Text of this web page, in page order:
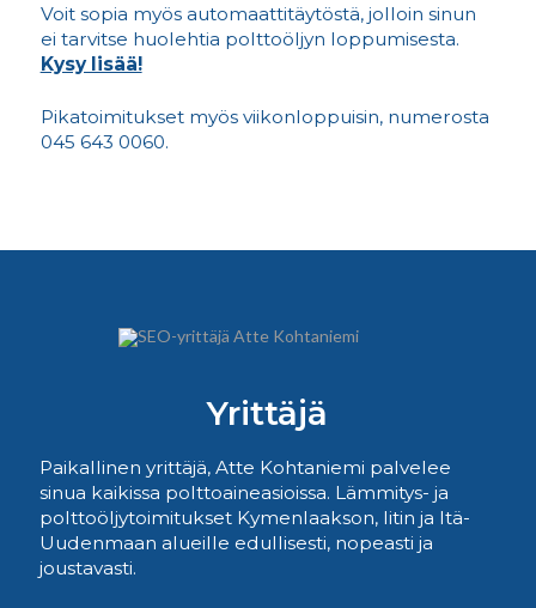
Voit sopia myös automaattitäytöstä, jolloin sinun
ei tarvitse huolehtia polttoöljyn loppumisesta.
Kysy lisää!
Pikatoimitukset myös viikonloppuisin, numerosta
045 643 0060.
Yrittäjä
Paikallinen yrittäjä, Atte Kohtaniemi palvelee
sinua kaikissa polttoaineasioissa. Lämmitys- ja
polttoöljytoimitukset Kymenlaakson, Iitin ja Itä-
Uudenmaan alueille edullisesti, nopeasti ja
joustavasti.